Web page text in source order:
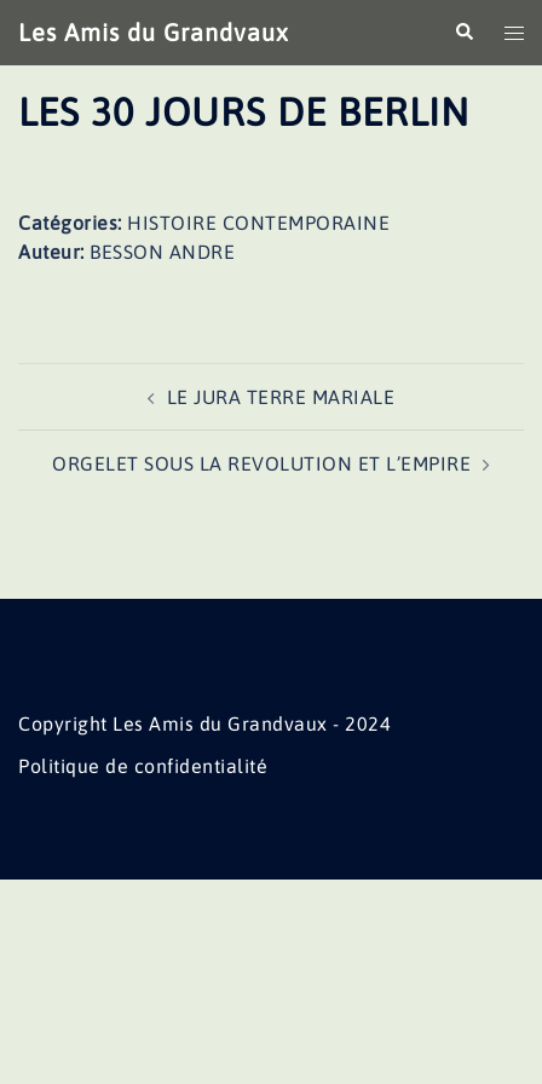
au
contenu
Les Amis du Grandvaux
le
LES 30 JOURS DE BERLIN
Catégories: HISTOIRE CONTEMPORAINE
Auteur: BESSON ANDRE
LE JURA TERRE MARIALE
ORGELET SOUS LA REVOLUTION ET L’EMPIRE
Copyright Les Amis du Grandvaux - 2024
Politique de confidentialité